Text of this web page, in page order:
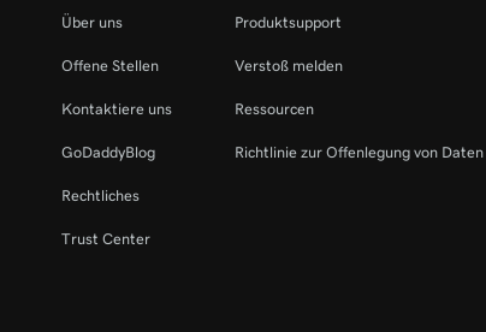
Über uns
Offene Stellen
Kontaktiere uns
GoDaddyBlog
Rechtliches
Trust Center
Produktsupport
Verstoß melden
Ressourcen
Richtlinie zur Offenlegung von